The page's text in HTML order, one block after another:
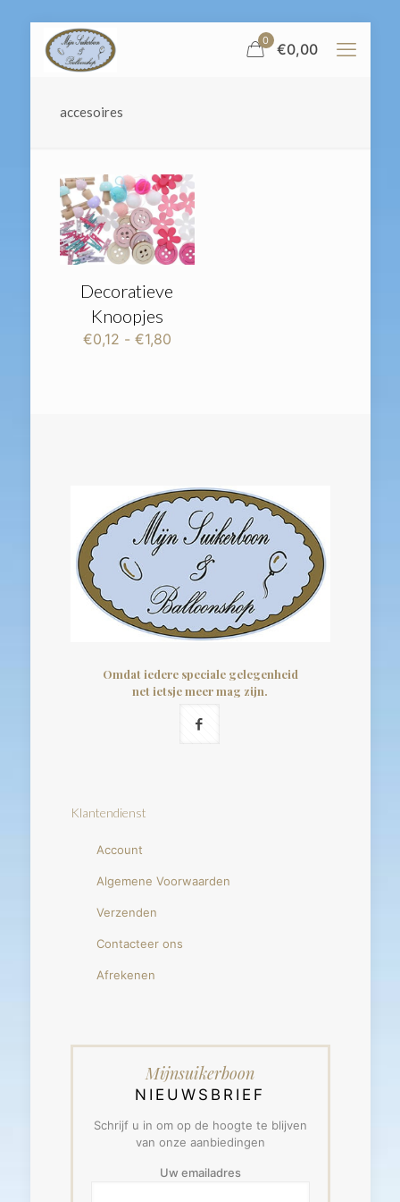
0 €0,00
accesoires
Decoratieve
Knoopjes
€0,12 - €1,80Prijsklasse:
Omdat iedere speciale gelegenheid
net ietsje meer mag zijn.
Klantendienst
Account
Algemene Voorwaarden
Verzenden
Contacteer ons
Afrekenen
Mijnsuikerboon
NIEUWSBRIEF
Schrijf u in om op de hoogte te blijven
van onze aanbiedingen
Uw emailadres